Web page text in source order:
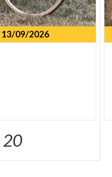
13/09/2026
20